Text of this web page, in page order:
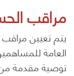
مراقب
يتم تعيين
العامة
توصية مقدمة من